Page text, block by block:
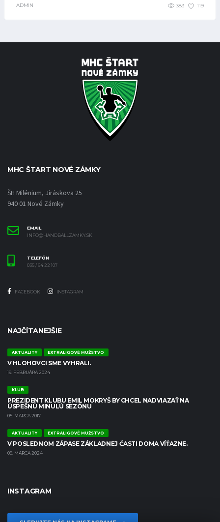
ADMIN 383 119
MHC ŠTART NOVÉ ZÁMKY
ŠH Milénium, Jiráskova 25
940 01 Nové Zámky
EMAIL
INFO@HANDBALLZAMKY.SK
TELEFÓN
035 / 64 22 107
FACEBOOK INSTAGRAM
NAJČÍTANEJŠIE
AKTUALITY EXTRALIGOVÉ MUŽSTVO
V HLOHOVCI SME VYHRALI.
19. FEBRUÁRA 2024
KLUB
PREZIDENT KLUBU EMIL MOKRYŠ BY CHCEL NADVIAZAŤ NA
ÚSPEŠNÚ MINULÚ SEZÓNU
05. MARCA 2017
AKTUALITY EXTRALIGOVÉ MUŽSTVO
V POSLEDNOM ZÁPASE ZÁKLADNEJ ČASTI DOMA VÍŤAZNE.
09. MARCA 2024
INSTAGRAM